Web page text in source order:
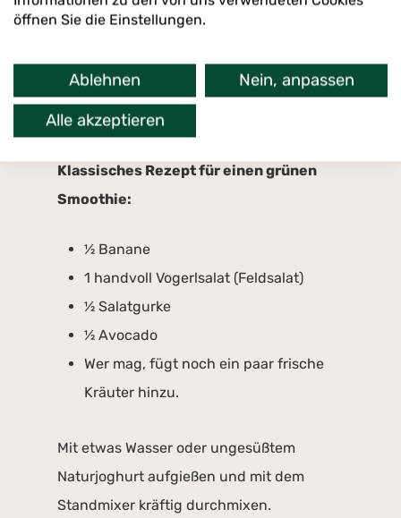
öffnen Sie die Einstellungen.
Ablehnen Nein, anpassen
Alle akzeptieren
sollteganze Früchte verwenden, also
auserwählten Frucht genießbar ist.
Kombiniere Obst und Gemüse bei der
Zubereitung.
Klassisches Rezept für einen grünen
Smoothie:
½ Banane
1 handvoll Vogerlsalat (Feldsalat)
½ Salatgurke
½ Avocado
Wer mag, fügt noch ein paar frische
Kräuter hinzu.
Mit etwas Wasser oder ungesüßtem
Naturjoghurt aufgießen und mit dem
Standmixer kräftig durchmixen.